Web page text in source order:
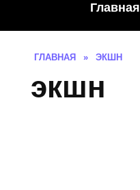
Главная
ГЛАВНАЯ » ЭКШН
экшн